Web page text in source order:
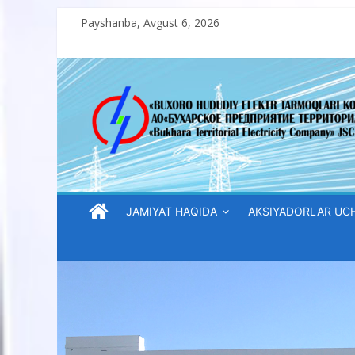
content
Payshanba, Avgust 6, 2026
“Buxoro
hududiy
elektr
tarmoqlari
korxonasi”
“Buxoro
JAMIYAT HAQIDA AKSIYADORLAR